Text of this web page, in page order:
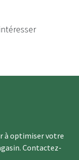
à optimiser votre
Contactez-